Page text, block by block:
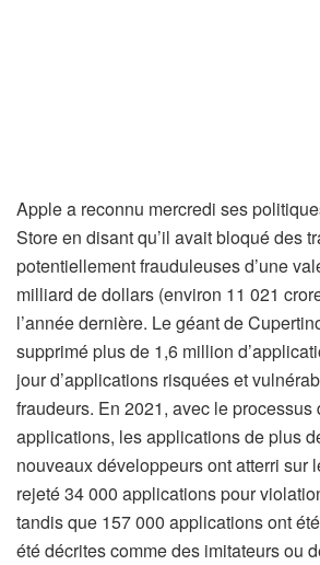
Apple a reconnu mercredi ses
Store en disant qu’il avait bloqué des
potentiellement frauduleuses d’une
milliard de dollars (environ 11 021
l’année dernière. Le géant de
supprimé plus de 1,6 million
jour d’applications risquées et
fraudeurs. En 2021, avec le processus
applications, les applications de plus
nouveaux développeurs ont atterri sur
rejeté 34 000 applications pour
tandis que 157 000 applications ont
été décrites comme des imitateurs ou